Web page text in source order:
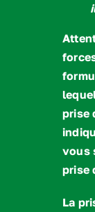
prise
vous
prise
La